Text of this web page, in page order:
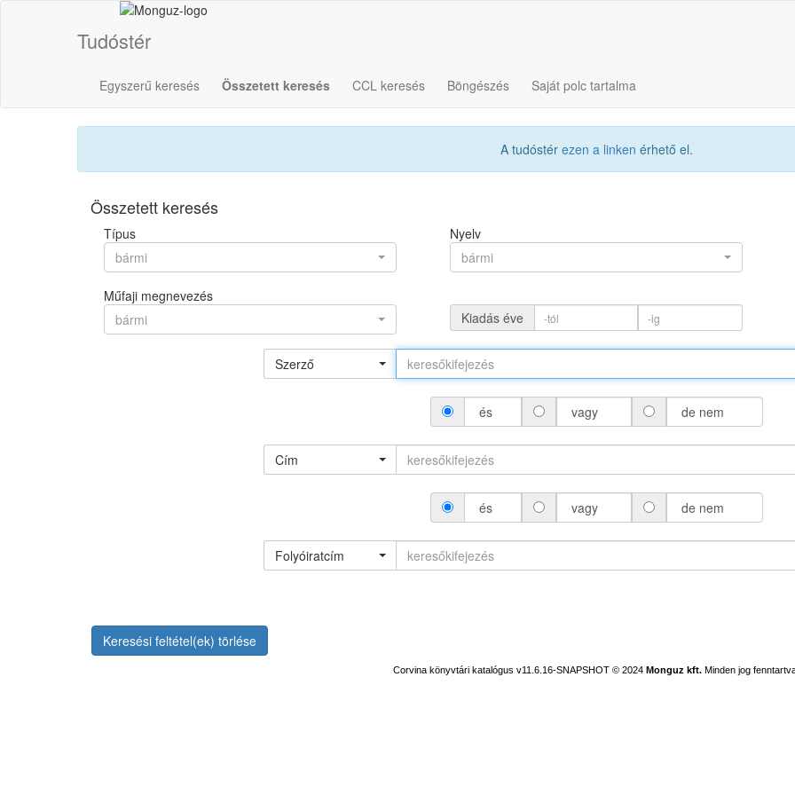
Tudóstér
Egyszerű keresés Összetett keresés CCL keresés Böngészés Saját polc tartalma
A tudóstér ezen a linken érhető el.
Összetett keresés
Típus
bármi
Nyelv
bármi
Műfaji megnevezés
bármi
Kiadás éve
Szerző
és vagy de nem
Cím
és vagy de nem
Folyóiratcím
Keresési feltétel(ek) törlése
Corvina könyvtári katalógus v11.6.16-SNAPSHOT © 2024 Monguz kft. Minden jog